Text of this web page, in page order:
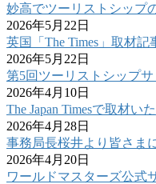
妙高でツーリストシップ
2026年5月22日
英国「The Times」取材
2026年5月22日
第5回ツーリストシップサ
2026年4月10日
The Japan Timesで取材い
2026年4月28日
事務局長桜井より皆さま
2026年4月20日
ワールドマスターズ公式